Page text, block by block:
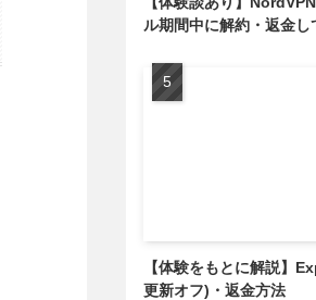
ル期間中に解約・返金し
【体験をもとに解説】
更新オフ)・返金方法